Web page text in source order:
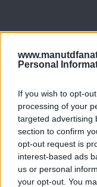
Personal
If you wish to opt-
processing of your
targeted advertising
section to confirm
opt-out request is
interest-based ads
us or personal
your opt-out. You